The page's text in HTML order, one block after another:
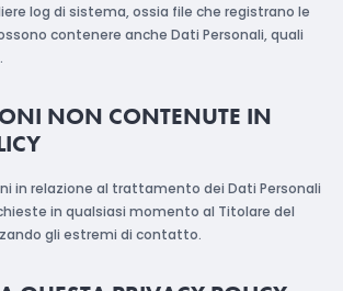
log di sistema, ossia file che registrano le
contenere anche Dati Personali, quali
NON CONTENUTE IN
in relazione al trattamento dei Dati Personali
in qualsiasi momento al Titolare del
gli estremi di contatto.